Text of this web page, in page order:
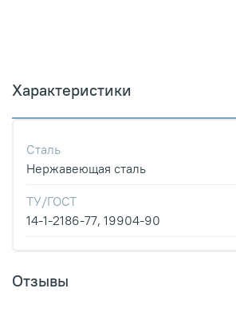
Характеристики
Сталь
Нержавеющая сталь
ТУ/ГОСТ
14-1-2186-77, 19904-90
Отзывы